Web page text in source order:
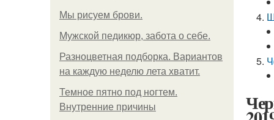
Мы рисуем брови.
Мужской педикюр, забота о себе.
Разноцветная подборка. Вариантов
на каждую неделю лета хватит.
Темное пятно под ногтем.
Внутренние причины